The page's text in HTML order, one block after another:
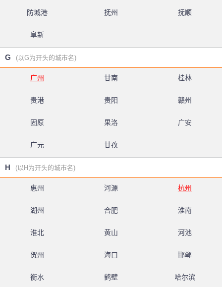
防城港 抚州 抚顺
阜新
G (以G为开头的城市名)
广州 甘南 桂林
贵港 贵阳 赣州
固原 果洛 广安
广元 甘孜
H (以H为开头的城市名)
惠州 河源 杭州
湖州 合肥 淮南
淮北 黄山 河池
贺州 海口 邯郸
衡水 鹤壁 哈尔滨